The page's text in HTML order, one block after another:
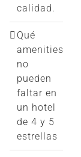
calidad.
Qué
amenities
no
pueden
faltar en
un hotel
de 4 y 5
estrellas